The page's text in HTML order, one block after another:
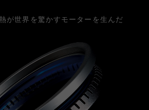
が世界を驚かすモーターを生んだ